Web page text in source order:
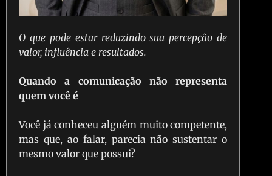
O que pode estar reduzindo sua percepção de
valor, influência e resultados.
Quando a comunicação não representa
quem você é
Você já conheceu alguém muito competente,
mas que, ao falar, parecia não sustentar o
mesmo valor que possui?